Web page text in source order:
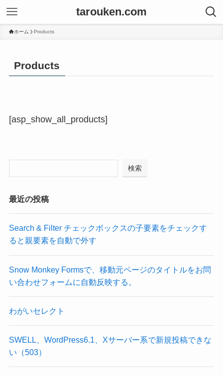
tarouken.com
ホーム Products
Products
[asp_show_all_products]
検索
最近の投稿
Search & Filter チェックボックスの子要素をチェックす
ると親要素を自動で外す
Snow Monkey Formsで、移動元ページのタイトルをお問
い合わせフォームに自動反映する。
わがいセレクト
SWELL、WordPress6.1、Xサーバー系で新規投稿できな
い（503）